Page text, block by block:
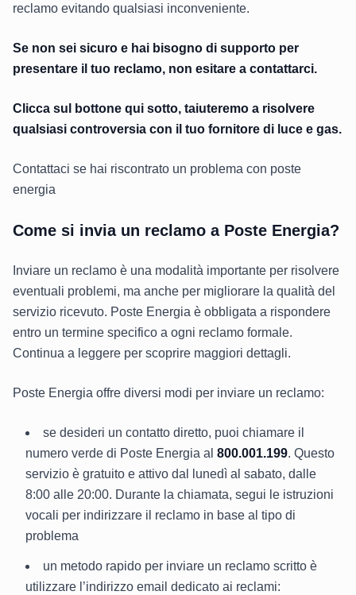
reclamo evitando qualsiasi inconveniente.
Se non sei sicuro e hai bisogno di supporto per
presentare il tuo reclamo, non esitare a contattarci.
Clicca sul bottone qui sotto, taiuteremo a risolvere
qualsiasi controversia con il tuo fornitore di luce e gas.
Contattaci se hai riscontrato un problema con poste
energia
Come si invia un reclamo a Poste Energia?
Inviare un reclamo è una modalità importante per risolvere
eventuali problemi, ma anche per migliorare la qualità del
servizio ricevuto. Poste Energia è obbligata a rispondere
entro un termine specifico a ogni reclamo formale.
Continua a leggere per scoprire maggiori dettagli.
Poste Energia offre diversi modi per inviare un reclamo:
se desideri un contatto diretto, puoi chiamare il
numero verde di Poste Energia al 800.001.199. Questo
servizio è gratuito e attivo dal lunedì al sabato, dalle
8:00 alle 20:00. Durante la chiamata, segui le istruzioni
vocali per indirizzare il reclamo in base al tipo di
problema
un metodo rapido per inviare un reclamo scritto è
utilizzare l’indirizzo email dedicato ai reclami: